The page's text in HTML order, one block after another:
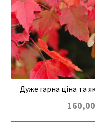
Дуже гарна ціна та